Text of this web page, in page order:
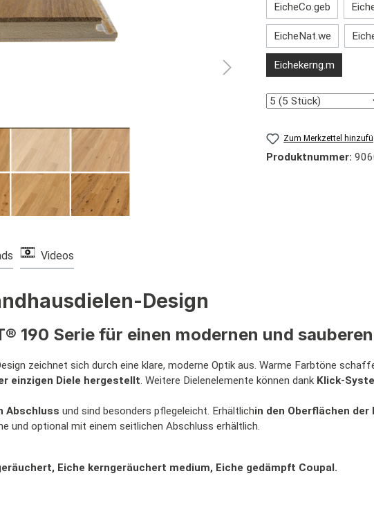
EicheCo.geb
EicheNat.we
Eichekerng.m
Anzahl
Zum Merkzettel
Produktnummer:
Videos
Design
190 Serie für einen modernen und
zeichnet sich durch eine klare, moderne Optik aus. Warme Farbtöne
einzigen Diele hergestellt. Weitere Dielenelemente können dank Klick-
Abschluss und sind besonders pflegeleicht. Erhältlichin den Oberflächen der
und optional mit einem seitlichen Abschluss erhältlich.
Eiche kerngeräuchert medium, Eiche gedämpft Coupal.